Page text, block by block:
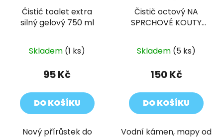
Čistič toalet extra
silný gelový 750 ml
Skladem (1 ks)
95 Kč
DO KOŠÍKU
Nový přírůstek do
Čistič octový NA
SPRCHOVÉ KOUTY
Skladem (5 ks)
150 Kč
DO KOŠÍKU
Vodní kámen, mapy od